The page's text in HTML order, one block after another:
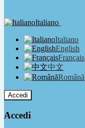
Italiano
Italiano
English
Français
中文
Română
Accedi
Accedi